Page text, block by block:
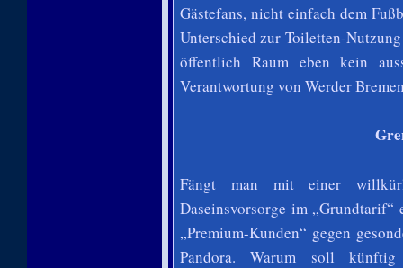
Gästefans, nicht einfach dem
Unterschied zur Toiletten-
öffentlich Raum eben kein
Verantwortung von Werder
Fängt man mit einer
Daseinsvorsorge im
„Premium-Kunden“ gegen
Pandora. Warum soll